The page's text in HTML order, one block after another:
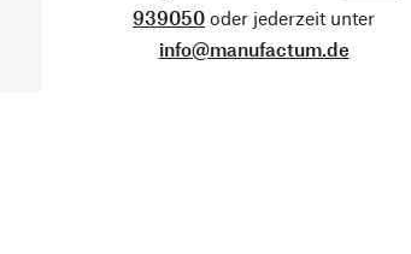
939050 oder jederzeit unter
info@manufactum.de